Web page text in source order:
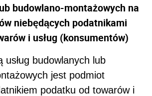
budowlano-montażowych na
niebędących podatnikami
i usług (konsumentów)
usług budowlanych lub
jest podmiot
podatku od towarów i